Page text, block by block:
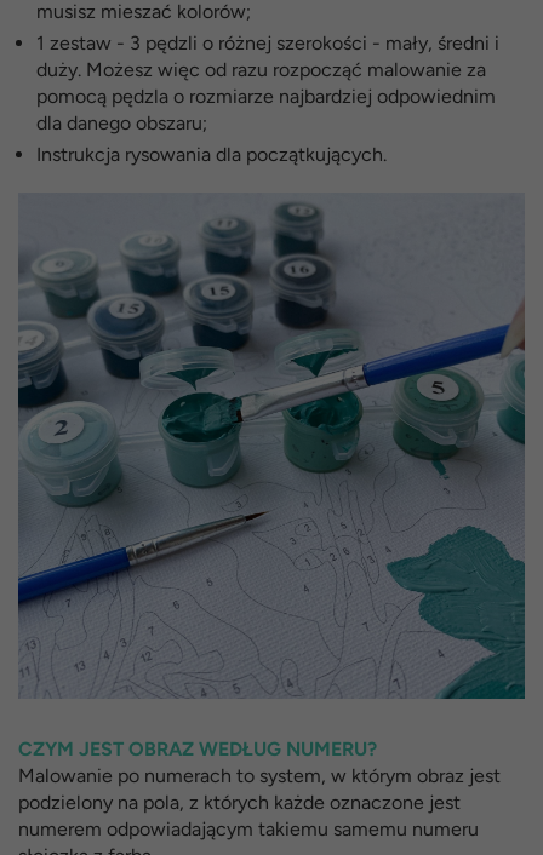
musisz mieszać kolorów;
1 zestaw - 3 pędzli o różnej szerokości - mały, średni i
duży. Możesz więc od razu rozpocząć malowanie za
pomocą pędzla o rozmiarze najbardziej odpowiednim
dla danego obszaru;
Instrukcja rysowania dla początkujących.
CZYM JEST OBRAZ WEDŁUG NUMERU?
Malowanie po numerach to system, w którym obraz jest
podzielony na pola, z których każde oznaczone jest
numerem odpowiadającym takiemu samemu numeru